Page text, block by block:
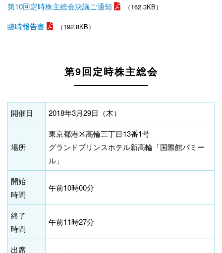
第10回定時株主総会決議ご通知 （162.3KB）
臨時報告書 （192.8KB）
第9回定時株主総会
開催日 2018年3月29日（木）
場所
東京都港区高輪三丁目13番1号
グランドプリンスホテル新高輪「国際館パミー
ル」
開始
時間
午前10時00分
終了
時間
午前11時27分
出席